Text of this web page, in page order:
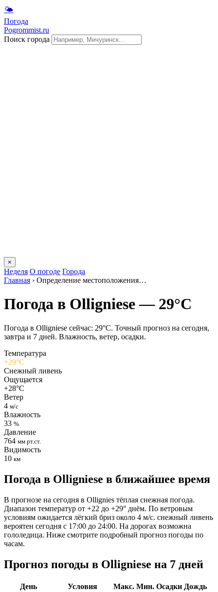
🌤
Погода
Pogrommist.ru
Поиск города
×
Неделя О погоде Города
Главная › Определение местоположения…
Погода в Olligniesе — 29°C
Погода в Olligniesе сейчас: 29°C. Точный прогноз на сегодня,
завтра и 7 дней. Влажность, ветер, осадки.
Температура
+29°C
Снежный ливень
Ощущается
+28°C
Ветер
4 м/с
Влажность
33 %
Давление
764 мм рт.ст.
Видимость
10 км
Погода в Olligniesе в ближайшее время
В прогнозе на сегодня в Ollignies тёплая снежная погода.
Диапазон температур от +22 до +29° днём. По ветровым
условиям ожидается лёгкий бриз около 4 м/с. снежный ливень
вероятен сегодня с 17:00 до 24:00. На дорогах возможна
гололедица. Ниже смотрите подробный прогноз погоды по
часам.
Прогноз погоды в Olligniesе на 7 дней
День Условия Макс. Мин. Осадки Дождь